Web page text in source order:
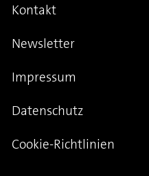
Kontakt
Newsletter
Impressum
Datenschutz
Cookie-Richtlinien